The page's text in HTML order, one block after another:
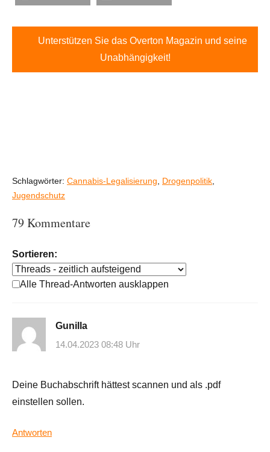
Unterstützen Sie das Overton Magazin und seine
Unabhängigkeit!
Schlagwörter: Cannabis-Legalisierung Drogenpolitik
Jugendschutz
79 Kommentare
Sortieren:
Alle Thread-Antworten ausklappen
Gunilla
14.04.2023 08:48 Uhr
Deine Buchabschrift hättest scannen und als .pdf
einstellen sollen.
Antworten